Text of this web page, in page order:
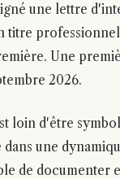
une lettre
titre professionnel
Une
2026.
loin d'être
une
de documenter